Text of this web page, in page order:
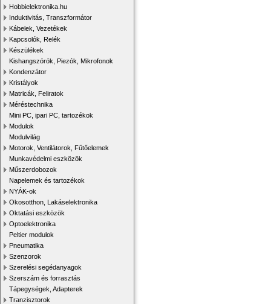
Hobbielektronika.hu
Induktivitás, Transzformátor
Kábelek, Vezetékek
Kapcsolók, Relék
Készülékek
Kishangszórók, Piezók, Mikrofonok
Kondenzátor
Kristályok
Matricák, Feliratok
Méréstechnika
Mini PC, ipari PC, tartozékok
Modulok
Modulvilág
Motorok, Ventilátorok, Fűtőelemek
Munkavédelmi eszközök
Műszerdobozok
Napelemek és tartozékok
NYÁK-ok
Okosotthon, Lakáselektronika
Oktatási eszközök
Optoelektronika
Peltier modulok
Pneumatika
Szenzorok
Szerelési segédanyagok
Szerszám és forrasztás
Tápegységek, Adapterek
Tranzisztorok